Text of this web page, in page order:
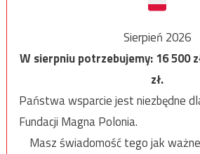
Sierpień 2026
W sierpniu potrzebujemy:16 500
zł.
Państwa wsparcie jest niezbędne
Fundacji Magna Polonia.
Masz świadomość tego jak